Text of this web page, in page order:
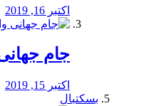
اکتبر 16, 2019
جام
اکتبر 15, 2019
بسکتبال